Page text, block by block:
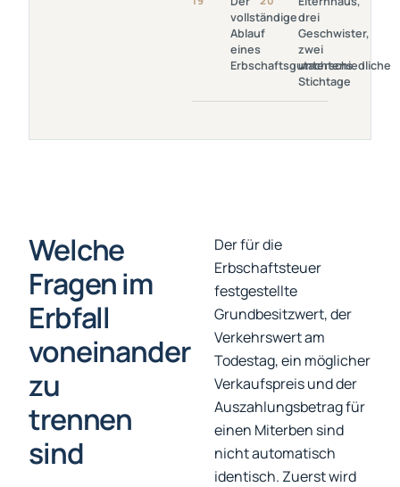
vollständige
Ablauf
eines
Erbschaftsgutachtens
Vollständige Ablauf
Eines
Erbschaftsgutachtens
drei
Geschwister,
zwei
unterschiedliche
Stichtage
Elternhaus, Drei
Geschwister,
Zwei
Unterschiedliche
Stichtage
Welche
Fragen im
Erbfall
voneinander
zu
trennen
sind
Der für die
Erbschaftsteuer
festgestellte
Grundbesitzwert, der
Verkehrswert am
Todestag, ein möglicher
Verkaufspreis und der
Auszahlungsbetrag für
einen Miterben sind
nicht automatisch
identisch. Zuerst wird